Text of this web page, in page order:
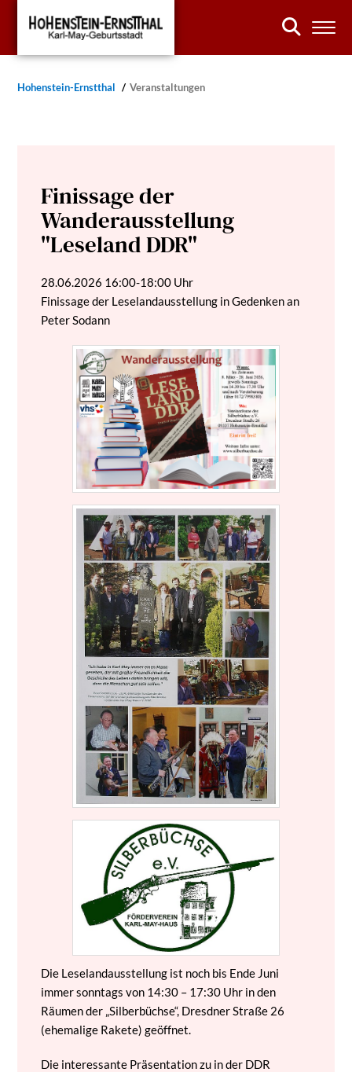
Hohenstein-Ernstthal Veranstaltungen
Finissage der
Wanderausstellung
"Leseland DDR"
28.06.2026 16:00-18:00 Uhr
Finissage der Leselandausstellung in Gedenken an
Peter Sodann
Die Leselandausstellung ist noch bis Ende Juni
immer sonntags von 14:30 – 17:30 Uhr in den
Räumen der „Silberbüchse“, Dresdner Straße 26
(ehemalige Rakete) geöffnet.
Die interessante Präsentation zu in der DDR